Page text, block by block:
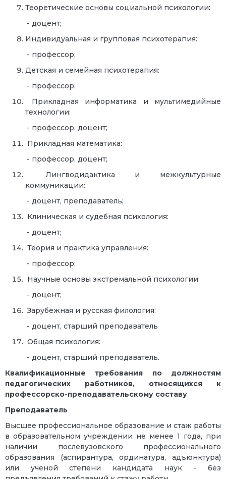
Теоретические основы социальной психологии:
- доцент;
Индивидуальная и групповая психотерапия:
- профессор;
Детская и семейная психотерапия:
- профессор;
Прикладная информатика и мультимедийные
технологии:
- профессор, доцент;
Прикладная математика:
- профессор, доцент;
Лингводидактика и межкультурные
коммуникации:
- доцент, преподаватель;
Клиническая и судебная психология:
- доцент;
Теория и практика управления:
- профессор;
Научные основы экстремальной психологии:
- доцент;
Зарубежная и русская филология:
- доцент, старший преподаватель
Общая психология:
- доцент, старший преподаватель.
Квалификационные требования по должностям
педагогических работников, относящихся к
профессорско-преподавательскому составу
Преподаватель
Высшее профессиональное образование и стаж работы
в образовательном учреждении не менее 1 года, при
наличии послевузовского профессионального
образования (аспирантура, ординатура, адъюнктура)
или ученой степени кандидата наук - без